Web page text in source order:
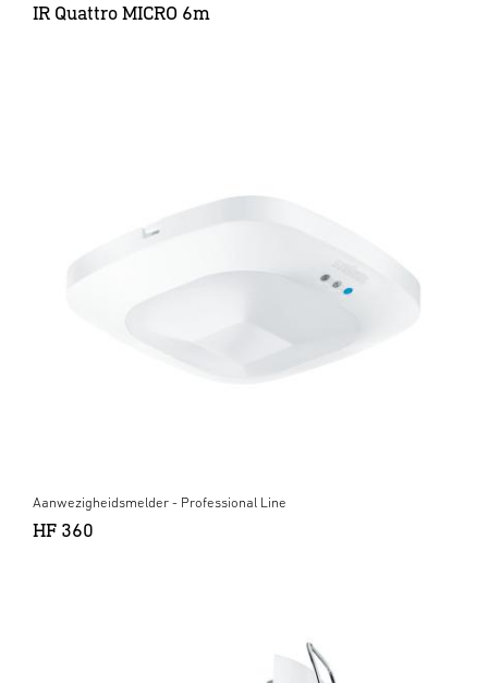
IR Quattro MICRO 6m
Aanwezigheidsmelder - Professional Line
HF 360